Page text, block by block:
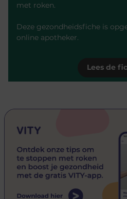
met roken.
Deze gezondheidsfiche is
online apotheker.
Lees de